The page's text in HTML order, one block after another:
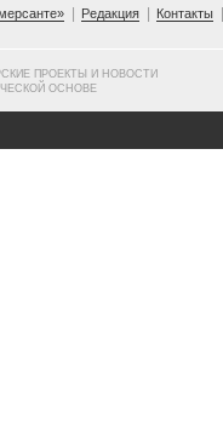
Редакция Контакты
ПРОЕКТЫ И НОВОСТИ
ОСНОВЕ